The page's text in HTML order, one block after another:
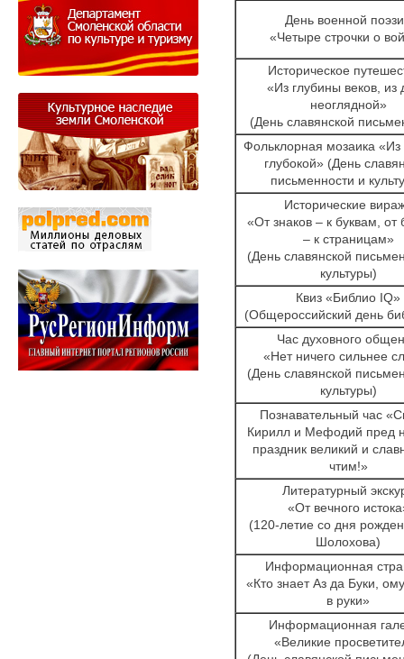
День военной
«Четыре строчки о
Историческое
«Из глубины веков, из
неоглядной»
(День славянской
Фольклорная мозаика «Из
глубокой» (День
письменности и
Исторические
«От знаков – к буквам, от
– к страницам»
(День славянской
культуры)
Квиз «Библио IQ»
(Общероссийский день
Час духовного
«Нет ничего сильнее
(День славянской
культуры)
Познавательный час
Кирилл и Мефодий пред
праздник великий и
чтим!»
Литературный
«От вечного
(120-летие со дня
Шолохова)
Информационная
«Кто знает Аз да Буки,
в руки»
Информационная
«Великие